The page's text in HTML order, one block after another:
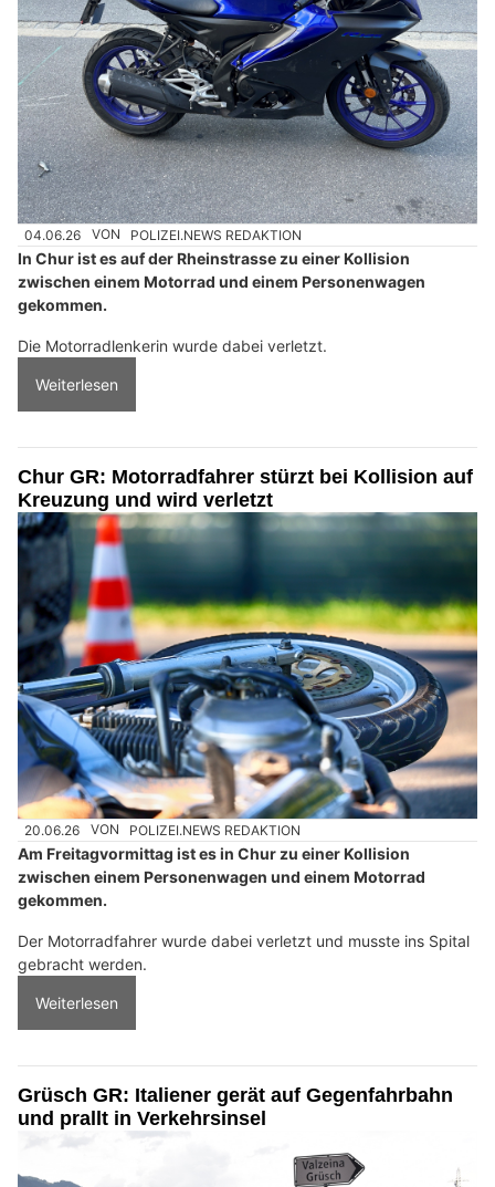
04.06.26 VON POLIZEI.NEWS REDAKTION
In Chur ist es auf der Rheinstrasse zu einer Kollision
zwischen einem Motorrad und einem Personenwagen
gekommen.
Die Motorradlenkerin wurde dabei verletzt.
Weiterlesen
Chur GR: Motorradfahrer stürzt bei Kollision auf
Kreuzung und wird verletzt
20.06.26 VON POLIZEI.NEWS REDAKTION
Am Freitagvormittag ist es in Chur zu einer Kollision
zwischen einem Personenwagen und einem Motorrad
gekommen.
Der Motorradfahrer wurde dabei verletzt und musste ins Spital
gebracht werden.
Weiterlesen
Grüsch GR: Italiener gerät auf Gegenfahrbahn
und prallt in Verkehrsinsel